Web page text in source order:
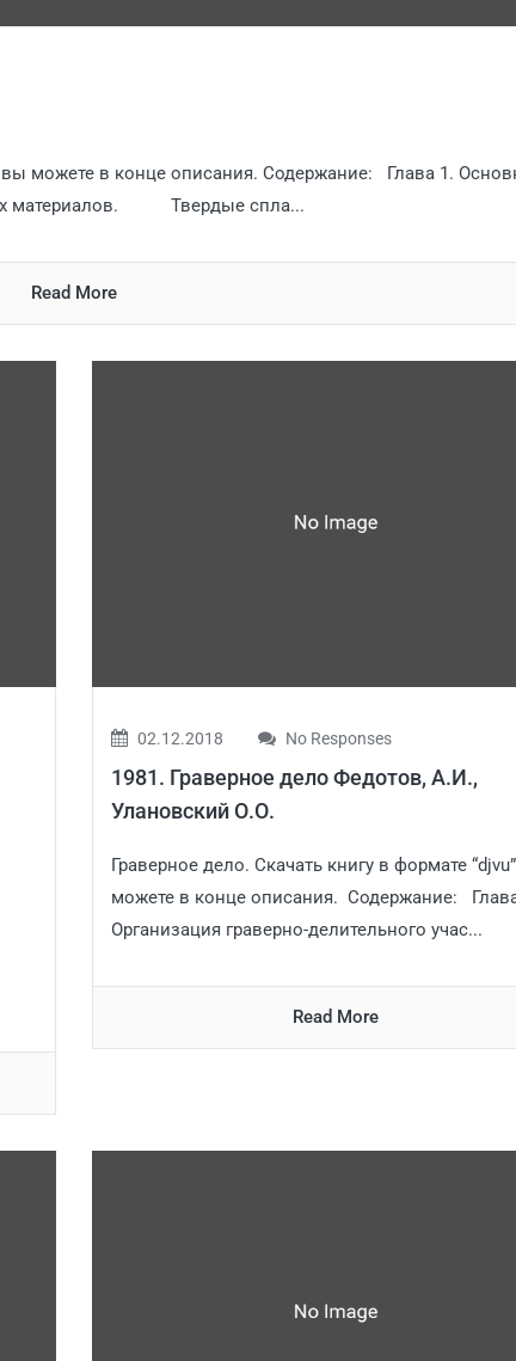
вы можете в конце описания. Содержание: Глава 1.
материалов. Твердые спла...
Read More
02.12.2018 No Responses
1981. Граверное дело Федотов, А.И.,
Улановский О.О.
Граверное дело. Скачать книгу в формате
можете в конце описания. Содержание:
Организация граверно-делительного учас...
Read More